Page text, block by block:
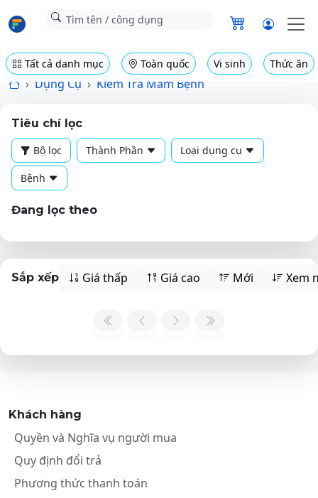
Tất cả danh mục Toàn quốc Vi sinh Thức ăn
Dụng Cụ Kiểm Tra Mầm Bệnh
Tiêu chí lọc
Bộ lọc
Thành Phần Loại dụng cụ
Bệnh
Đang lọc theo
Sắp xếp Giá thấp Giá cao Mới Xem
Khách hàng
Quyền và Nghĩa vụ người mua
Quy định đổi trả
Phương thức thanh toán